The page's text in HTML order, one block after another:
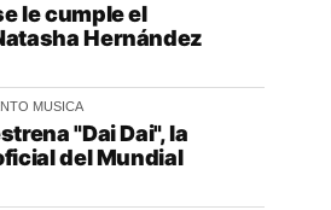
le cumple el
Hernández
MUSICA
"Dai Dai", la
del Mundial